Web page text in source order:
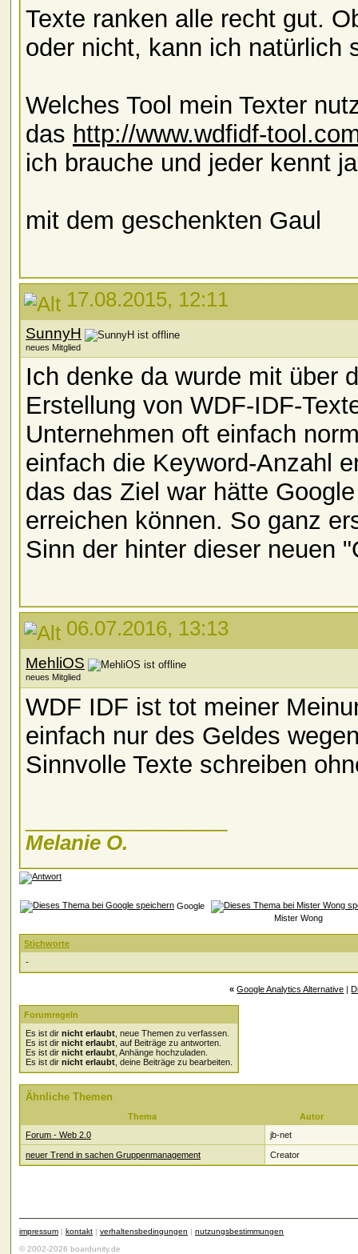
Texte ranken alle recht gut.
oder nicht, kann ich natürlich
Welches Tool mein Texter
das http://www.wdfidf-
ich brauche und jeder kennt
mit dem geschenkten Gaul
17.08.2015, 12:11
SunnyH
neues Mitglied
Ich denke da wurde mit über
Erstellung von WDF-IDF-
Unternehmen oft einfach
einfach die Keyword-Anzahl
das das Ziel war hätte
erreichen können. So ganz
Sinn der hinter dieser neuen
06.07.2016, 13:13
MehliOS
neues Mitglied
WDF IDF ist tot meiner
einfach nur des Geldes
Sinnvolle Texte schreiben
Melanie O.
Google
Mister Wong
Stichworte
-
« Google Analytics Alternative |
Forumregeln
Es ist dir nicht erlaubt , neue Themen zu verfassen.
Es ist dir nicht erlaubt , auf Beiträge zu antworten.
Es ist dir nicht erlaubt , Anhänge hochzuladen.
Es ist dir nicht erlaubt , deine Beiträge zu bearbeiten.
Ähnliche Themen
Thema
Autor
Forum - Web 2.0
jb-net
neuer Trend in sachen Gruppenmanagement Creator
impressum | kontakt | verhaltensbedingungen | nutzungsbestimmungen
© 2002-2026 boardunity.de